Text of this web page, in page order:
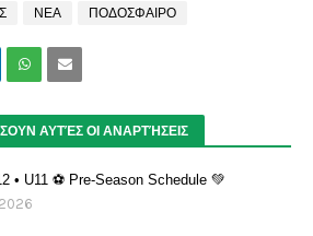
ΝΕΑ ΠΟΔΟΣΦΑΙΡΟ
ΑΥΤΈΣ ΟΙ ΑΝΑΡΤΉΣΕΙΣ
• U11 ⚽️ Pre-Season Schedule 💚